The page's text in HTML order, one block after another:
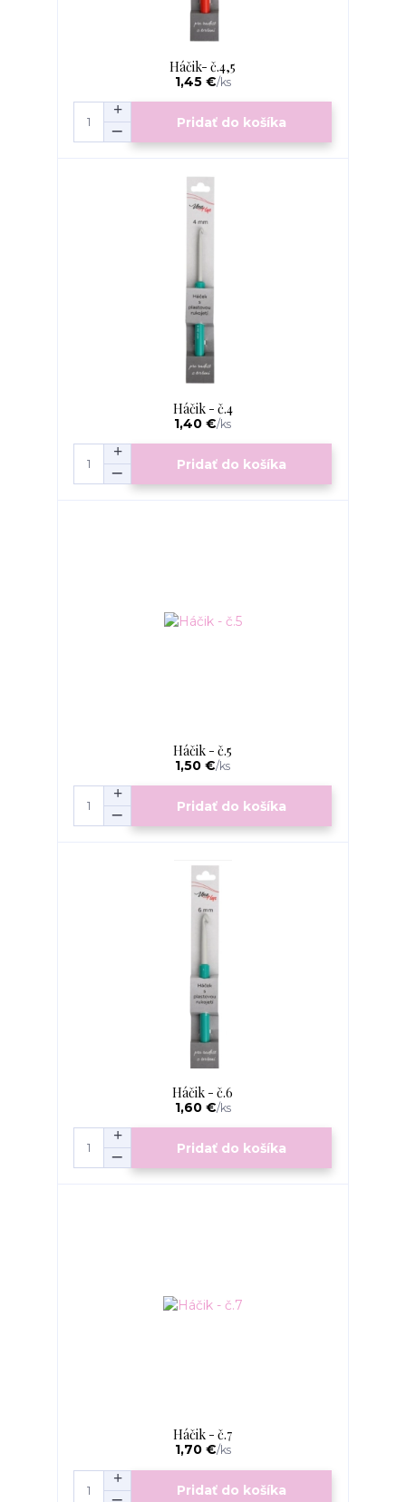
Háčik- č.4,5
1,45 €/ks
Pridať do košíka
Háčik - č.4
1,40 €/ks
Pridať do košíka
Háčik - č.5
1,50 €/ks
Pridať do košíka
Háčik - č.6
1,60 €/ks
Pridať do košíka
Háčik - č.7
1,70 €/ks
Pridať do košíka